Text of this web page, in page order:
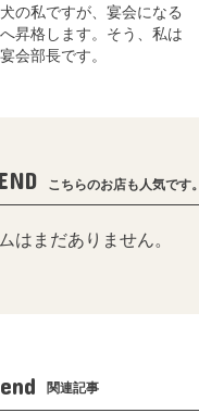
の私ですが、宴会になる
昇格します。そう、私は
会部長です。
こちらのお店も人気です。
はまだありません。
関連記事